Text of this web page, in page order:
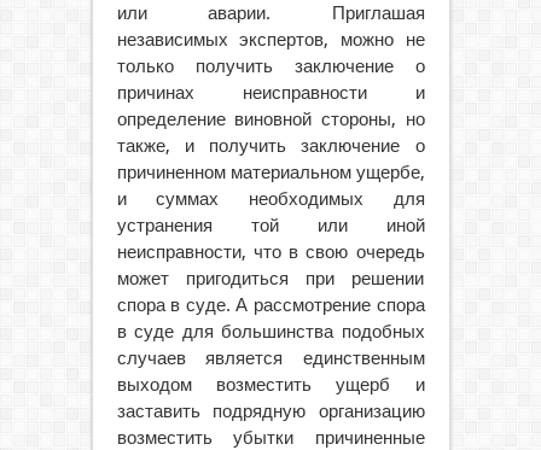
или аварии. Приглашая
независимых экспертов, можно не
только получить заключение о
причинах неисправности и
определение виновной стороны, но
также, и получить заключение о
причиненном материальном ущербе,
и суммах необходимых для
устранения той или иной
неисправности, что в свою очередь
может пригодиться при решении
спора в суде. А рассмотрение спора
в суде для большинства подобных
случаев является единственным
выходом возместить ущерб и
заставить подрядную организацию
возместить убытки причиненные